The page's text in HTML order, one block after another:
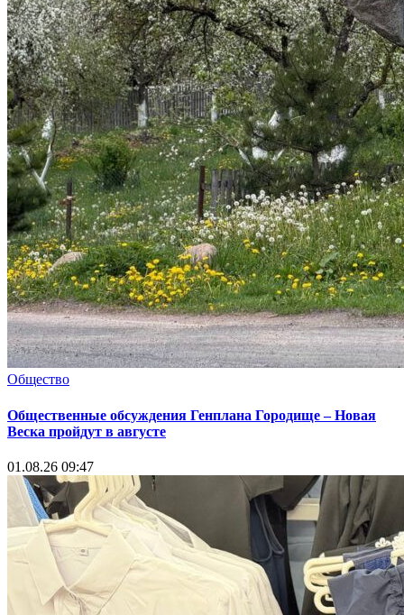
Общество
Общественные обсуждения Генплана Городище – Новая
Веска пройдут в августе
01.08.26 09:47